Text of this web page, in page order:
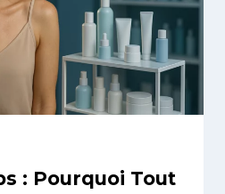
: Pourquoi Tout